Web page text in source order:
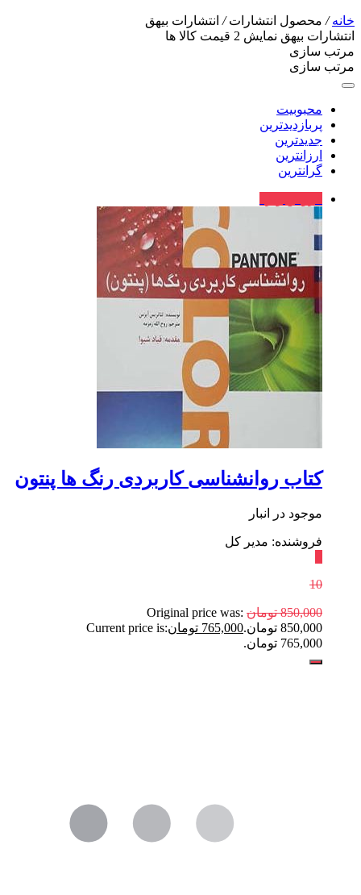
خانه/ محصول انتشارات/ انتشارات بیهق
انتشارات بیهق نمایش 2 قیمت کالا ها
مرتب سازی
مرتب سازی
محبوبیت
پربازدیدترین
جدیدترین
ارزانترین
گرانترین
کتاب روانشناسی کاربردی رنگ ها پنتون
موجود در انبار
فروشنده: مدیر کل
10
850,000 تومان Original price was:
850,000 تومان.
765,000 تومانCurrent price is:
765,000 تومان.